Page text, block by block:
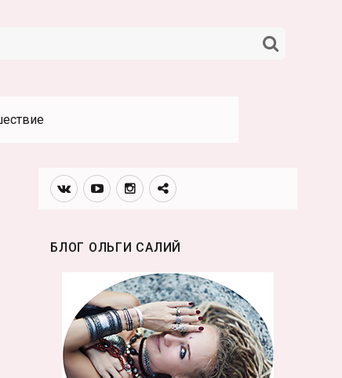
Вконтакте
YoutubeИнстаграмм
Телеграм
БЛОГ ОЛЬГИ САЛИЙ